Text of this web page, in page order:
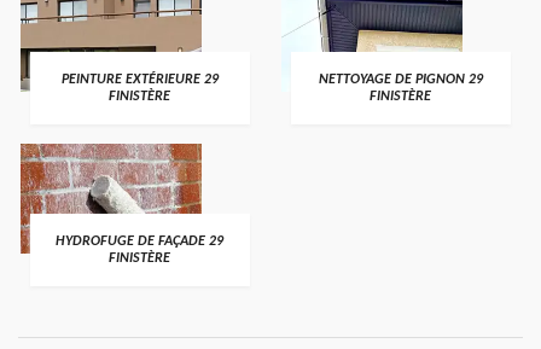
PEINTURE EXTÉRIEURE 29
FINISTÈRE
NETTOYAGE DE PIGNON 29
FINISTÈRE
HYDROFUGE DE FAÇADE 29
FINISTÈRE